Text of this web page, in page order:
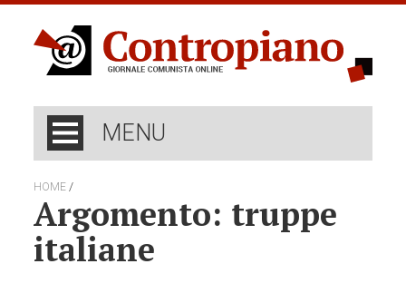
MENU
HOME /
Argomento: truppe
italiane